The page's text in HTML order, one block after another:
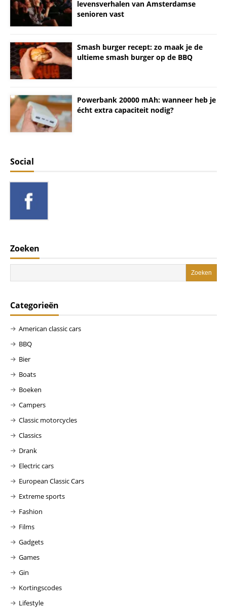
levensverhalen van Amsterdamse
senioren vast
Smash burger recept: zo maak je de
ultieme smash burger op de BBQ
Powerbank 20000 mAh: wanneer heb je
écht extra capaciteit nodig?
Social
Zoeken
Categorieën
American classic cars
BBQ
Bier
Boats
Boeken
Campers
Classic motorcycles
Classics
Drank
Electric cars
European Classic Cars
Extreme sports
Fashion
Films
Gadgets
Games
Gin
Kortingscodes
Lifestyle